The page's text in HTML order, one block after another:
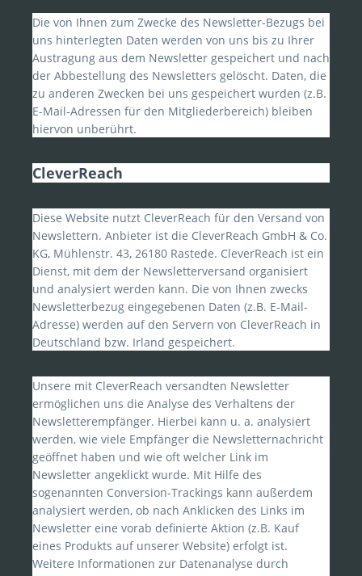
Die von Ihnen zum Zwecke des Newsletter-Bezugs bei
uns hinterlegten Daten werden von uns bis zu Ihrer
Austragung aus dem Newsletter gespeichert und nach
der Abbestellung des Newsletters gelöscht. Daten, die
zu anderen Zwecken bei uns gespeichert wurden (z.B.
E-Mail-Adressen für den Mitgliederbereich) bleiben
hiervon unberührt.
CleverReach
Diese Website nutzt CleverReach für den Versand von
Newslettern. Anbieter ist die CleverReach GmbH & Co.
KG, Mühlenstr. 43, 26180 Rastede. CleverReach ist ein
Dienst, mit dem der Newsletterversand organisiert
und analysiert werden kann. Die von Ihnen zwecks
Newsletterbezug eingegebenen Daten (z.B. E-Mail-
Adresse) werden auf den Servern von CleverReach in
Deutschland bzw. Irland gespeichert.
Unsere mit CleverReach versandten Newsletter
ermöglichen uns die Analyse des Verhaltens der
Newsletterempfänger. Hierbei kann u. a. analysiert
werden, wie viele Empfänger die Newsletternachricht
geöffnet haben und wie oft welcher Link im
Newsletter angeklickt wurde. Mit Hilfe des
sogenannten Conversion-Trackings kann außerdem
analysiert werden, ob nach Anklicken des Links im
Newsletter eine vorab definierte Aktion (z.B. Kauf
eines Produkts auf unserer Website) erfolgt ist.
Weitere Informationen zur Datenanalyse durch